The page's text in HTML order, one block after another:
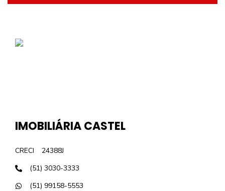
IMOBILIÁRIA CASTEL
CRECI
24388J
(51) 3030-3333
(51) 99158-5553